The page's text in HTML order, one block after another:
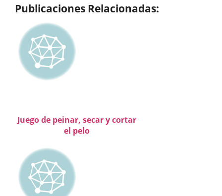
Publicaciones Relacionadas:
Juego de peinar, secar y cortar
el pelo